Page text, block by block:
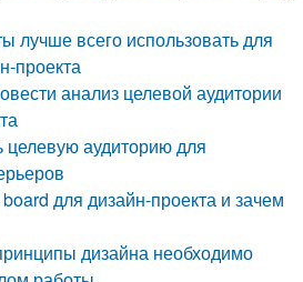
лучше всего использовать для
проекта
анализ целевой аудитории
целевую аудиторию для
для дизайн-проекта и зачем
дизайна необходимо